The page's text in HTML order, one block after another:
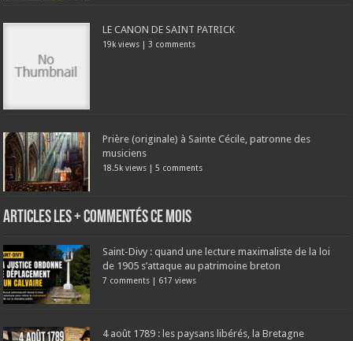
LE CANON DE SAINT PATRICK
19k views | 3 comments
Prière (originale) à Sainte Cécile, patronne des
musiciens
18.5k views |5 comments
Articles les + commentés ce mois
Saint-Divy : quand une lecture maximaliste de la loi
de 1905 s’attaque au patrimoine breton
7 comments | 617 views
4 août 1789 : les paysans libérés, la Bretagne